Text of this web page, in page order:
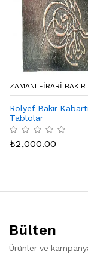
ZAMANI FIRARI BAKIR
Rölyef Bakır
Tablolar
₺2,000.00
Bülten
Ürünler ve